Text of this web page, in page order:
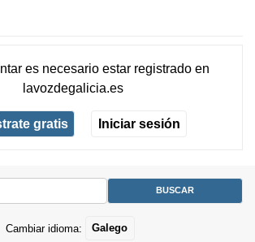
es necesario estar registradoen
lavozdegalicia.es
gratis Iniciar sesión
Cambiar idioma: Galego